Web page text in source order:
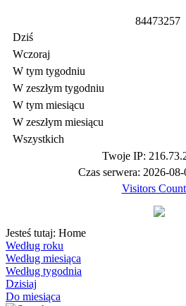
84473257
Dziś
Wczoraj
W tym tygodniu
W zeszłym tygodniu
W tym miesiącu
W zeszłym miesiącu
Wszystkich
Twoje IP:
Czas serwera: 2026-
Visitors
Jesteś tutaj: Home
Według roku
Według miesiąca
Według tygodnia
Dzisiaj
Do miesiąca